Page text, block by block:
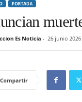
PORTADA
Es Noticia - 26 junio 2026
Compartir